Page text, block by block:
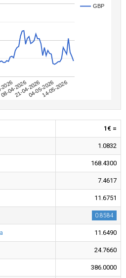
GBP
08-04-202621-04-202604-05-202614-05-2026
1€ =
1.0832
168.4300
7.4617
11.6751
0.8584
11.6490
24.7660
386.0000